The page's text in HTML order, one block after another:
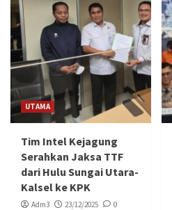
UTAMA
Tim Intel Kejagung
Serahkan Jaksa TTF
dari Hulu Sungai Utara-
Kalsel ke KPK
Adm3 23/12/2025 0